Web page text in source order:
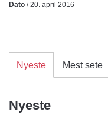
Dato / 20. april 2016
Nyeste Mest sete
Nyeste